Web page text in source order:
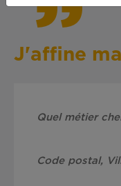
J'affine